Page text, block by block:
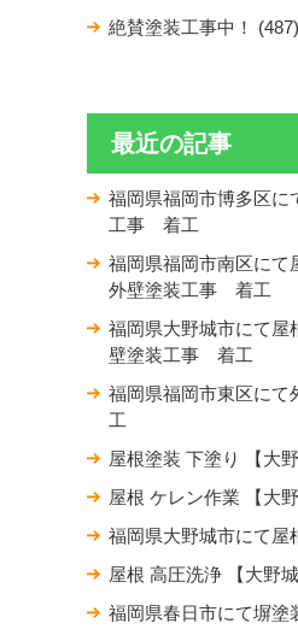
絶賛塗装工事中！ (487)
最近の記事
福岡県福岡市博多区に
工事 着工
福岡県福岡市南区にて
外壁塗装工事 着工
福岡県大野城市にて屋
壁塗装工事 着工
福岡県福岡市東区に
工
屋根塗装 下塗り 【大
屋根 ケレン作業 【大
福岡県大野城市にて
屋根 高圧洗浄 【大野
福岡県春日市にて塀